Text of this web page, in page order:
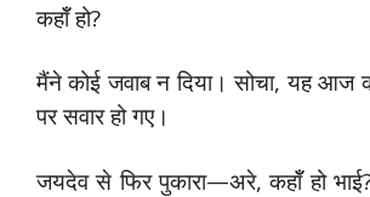
कहॉँ हो?
मैंने कोई जवाब न दिया। सोचा, यह
पर सवार हो गए।
जयदेव से फिर पुकारा—अरे, कहॉँ हो